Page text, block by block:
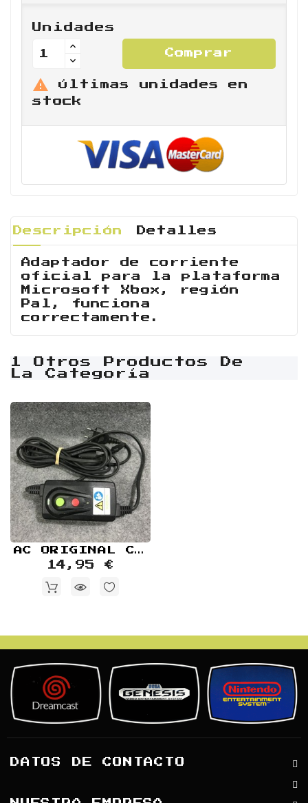
Unidades
Comprar

Últimas unidades en
stock
Descripción Detalles
Adaptador de corriente
oficial para la plataforma
Microsoft Xbox, región
Pal, funciona
correctamente.
1 Otros Productos De
La Categoría
AC ORIGINAL CON PROTECCION MICROSOFT XBOX
14,95 €
DATOS DE CONTACTO